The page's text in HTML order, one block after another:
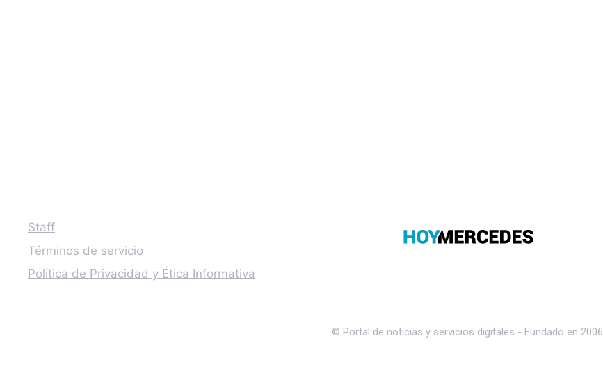
Staff
Términos de servicio
Política de Privacidad y Ética Informativa
© Portal de noticias y servicios digitales - Fundado en 2006